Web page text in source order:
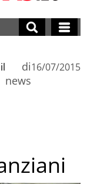
di
news
il 16/07/2015